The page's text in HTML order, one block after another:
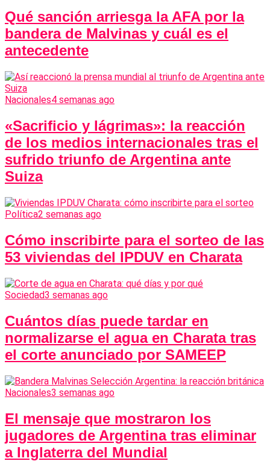
Qué sanción arriesga la AFA por la
bandera de Malvinas y cuál es el
antecedente
Nacionales4 semanas ago
«Sacrificio y lágrimas»: la reacción
de los medios internacionales tras el
sufrido triunfo de Argentina ante
Suiza
Política2 semanas ago
Cómo inscribirte para el sorteo de las
53 viviendas del IPDUV en Charata
Sociedad3 semanas ago
Cuántos días puede tardar en
normalizarse el agua en Charata tras
el corte anunciado por SAMEEP
Nacionales3 semanas ago
El mensaje que mostraron los
jugadores de Argentina tras eliminar
a Inglaterra del Mundial